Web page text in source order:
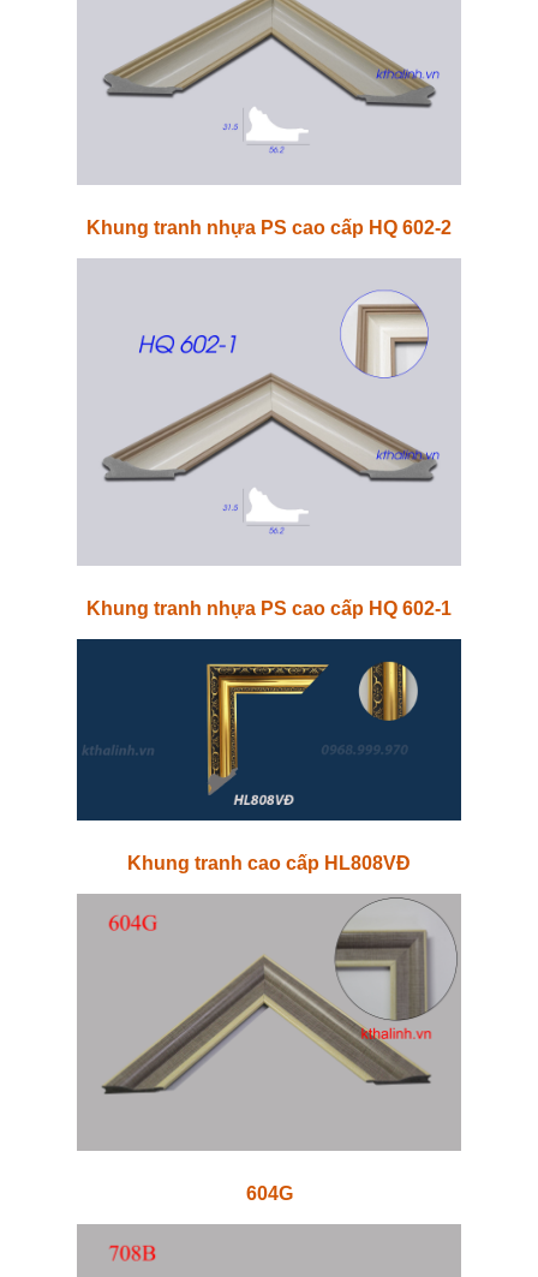
Khung tranh nhựa PS cao cấp HQ 602-2
Khung tranh nhựa PS cao cấp HQ 602-1
Khung tranh cao cấp HL808VĐ
604G